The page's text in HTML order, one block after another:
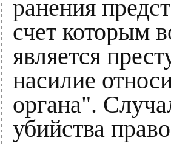
ранения
счет которым
является
насилие
органа".
убийства